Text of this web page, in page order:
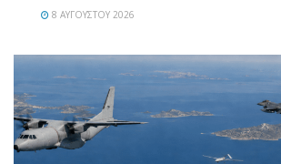
8 ΑΥΓΟΎΣΤΟΥ 2026